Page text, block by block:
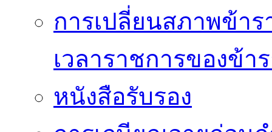
การเปลี่ยนสภาพข้า
เวลาราชการของข้า
หนังสือรับรอง